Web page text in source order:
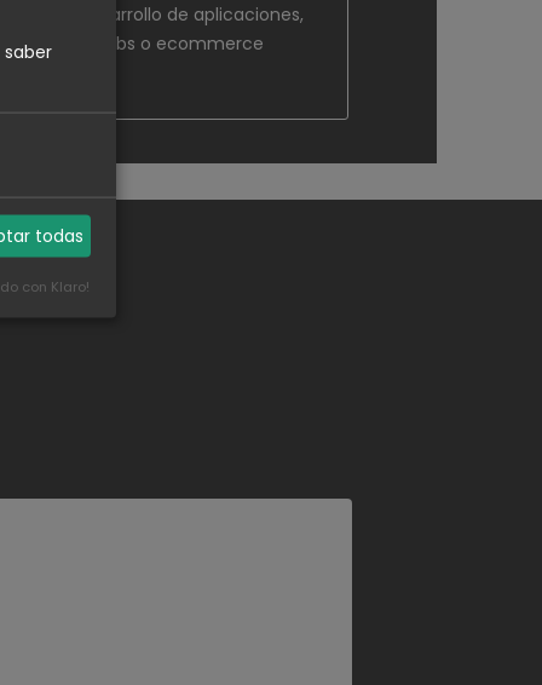
en desarrollo de aplicaciones,
webs o ecommerce
saber
todas
con Klaro!